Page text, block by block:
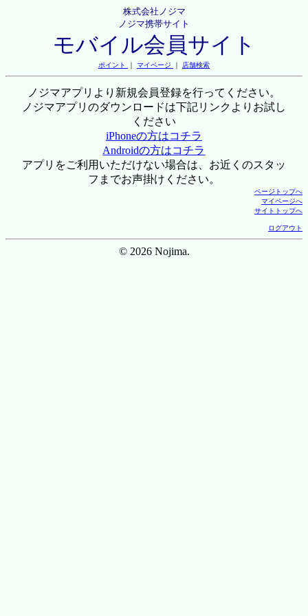
株式会社ノジマ
ノジマ携帯サイト
モバイル会員サイト
ポイント ｜ マイページ ｜ 店舗検索
ノジマアプリより新規会員登録を行ってください。
ノジマアプリのダウンロードは下記リンクよりお試し
ください
iPhoneの方はコチラ
Androidの方はコチラ
アプリをご利用いただけない場合は、お近くのスタッ
フまでお声掛けください。
ページトップへ
マイページへ
サイトトップへ
ログアウト
© 2026 Nojima.